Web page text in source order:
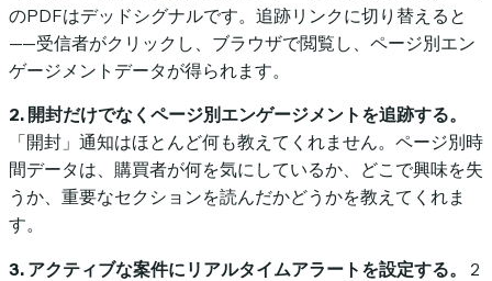
のPDFはデッドシグナルです。追跡リンクに切り替えると
——受信者がクリックし、ブラウザで閲覧し、ページ別エン
ゲージメントデータが得られます。
2. 開封だけでなくページ別エンゲージメントを追跡する。
「開封」通知はほとんど何も教えてくれません。ページ別時
間データは、購買者が何を気にしているか、どこで興味を失
うか、重要なセクションを読んだかどうかを教えてくれま
す。
3. アクティブな案件にリアルタイムアラートを設定する。
2